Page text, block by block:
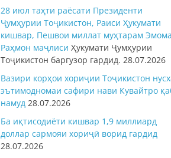
28 июл таҳти раёсати Президенти
Ҷумҳурии Тоҷикистон, Раиси Ҳукумати
кишвар, Пешвои миллат муҳтарам
Раҳмон маҷлиси Ҳукумати Ҷумҳурии
Тоҷикистон баргузор гардид. 28.07.2026
Вазири корҳои хориҷии Тоҷикистон
эътимодномаи сафири нави Кувайтро
намуд 28.07.2026
Ба иқтисодиёти кишвар 1,9 миллиард
доллар сармояи хориҷӣ ворид гардид
28.07.2026